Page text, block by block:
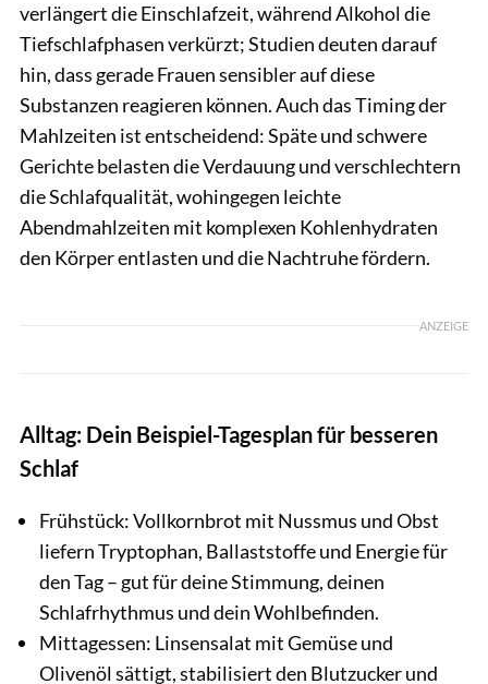
verlängert die Einschlafzeit, während Alkohol die
Tiefschlafphasen verkürzt; Studien deuten darauf
hin, dass gerade Frauen sensibler auf diese
Substanzen reagieren können. Auch das Timing der
Mahlzeiten ist entscheidend: Späte und schwere
Gerichte belasten die Verdauung und verschlechtern
die Schlafqualität, wohingegen leichte
Abendmahlzeiten mit komplexen Kohlenhydraten
den Körper entlasten und die Nachtruhe fördern.
ANZEIGE
Alltag: Dein Beispiel-Tagesplan für besseren
Schlaf
Frühstück: Vollkornbrot mit Nussmus und Obst
liefern Tryptophan, Ballaststoffe und Energie für
den Tag – gut für deine Stimmung, deinen
Schlafrhythmus und dein Wohlbefinden.
Mittagessen: Linsensalat mit Gemüse und
Olivenöl sättigt, stabilisiert den Blutzucker und